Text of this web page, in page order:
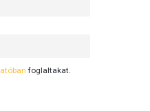
foglaltakat.